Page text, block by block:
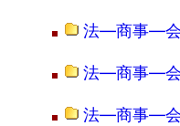
法―商事―
法―商事―
法―商事―